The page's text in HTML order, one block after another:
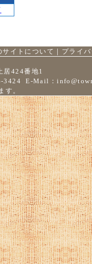
サイトについて ｜ プライ
居424番地1
3424 E-Mail：
す。